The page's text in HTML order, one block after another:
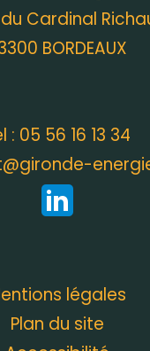
du Cardinal
BORDEAUX
: 05 56 16 13 34
légales
Plan du site